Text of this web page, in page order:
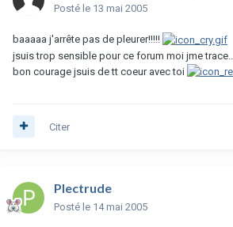
Posté le 13 mai 2005
baaaaa j'arrête pas de pleurer!!!!!
jsuis trop sensible pour ce forum moi jme trace....
bon courage jsuis de tt coeur avec toi
Citer
Plectrude
Posté le 14 mai 2005